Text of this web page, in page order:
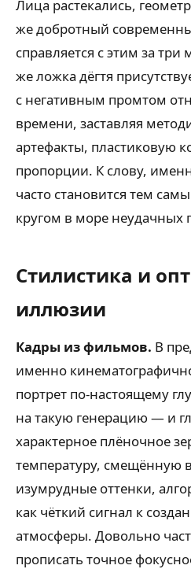
Лица растекались,
же добротный
справляется с этим за
же ложка дёгтя
с негативным промтом
времени, заставляя
артефакты, пластиковую
пропорции. К слову,
часто становится тем
кругом в море неудачных
Стилистика и
иллюзии
Кадры из фильмов. В
именно
портрет по-настоящему
на такую генерацию — и
характерное плёночное
температуру, смещённую
изумрудные оттенки,
как чёткий сигнал к
атмосферы. Довольно
прописать точное